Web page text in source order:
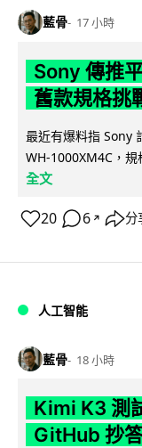
藍骨 17 小時
Sony 傳推
舊款規格挑
最近有爆料指 Sony
WH-1000XM4C，
全文
20 6 ↗ 分
人工智能
藍骨 18 小時
Kimi K3 測
GitHub 抄